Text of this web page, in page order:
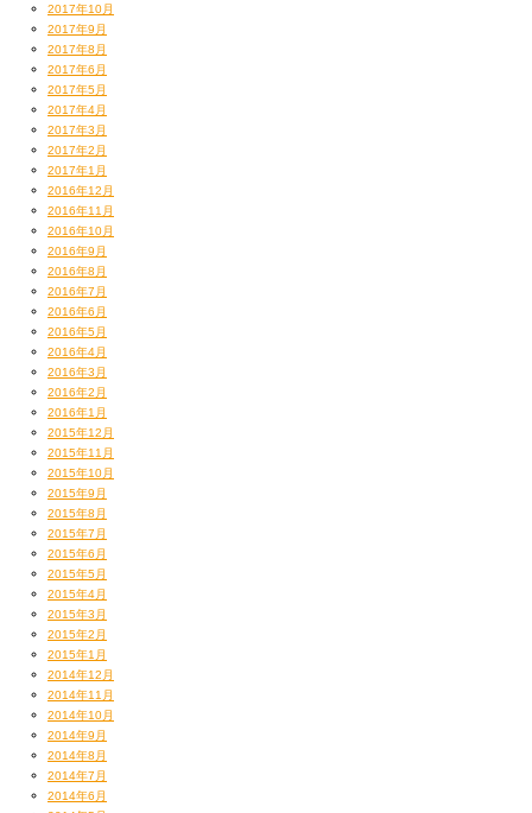
2017年10月
2017年9月
2017年8月
2017年6月
2017年5月
2017年4月
2017年3月
2017年2月
2017年1月
2016年12月
2016年11月
2016年10月
2016年9月
2016年8月
2016年7月
2016年6月
2016年5月
2016年4月
2016年3月
2016年2月
2016年1月
2015年12月
2015年11月
2015年10月
2015年9月
2015年8月
2015年7月
2015年6月
2015年5月
2015年4月
2015年3月
2015年2月
2015年1月
2014年12月
2014年11月
2014年10月
2014年9月
2014年8月
2014年7月
2014年6月